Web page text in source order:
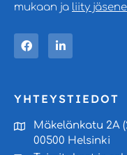
mukaan ja liity
YHTEYSTIEDOT
Mäkelänkatu 2A
00500 Helsinki